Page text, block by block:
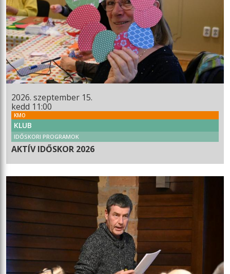
2026. szeptember 15.
kedd 11:00
KMO
KLUB
IDŐSKORI PROGRAMOK
AKTÍV IDŐSKOR 2026